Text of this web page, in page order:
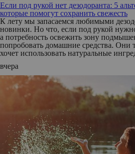
Если под рукой нет дезодоранта: 5
которые помогут сохранить свежесть
К лету мы запасаемся любимыми
новинки. Но что, если под рукой
а потребность освежить зону
попробовать домашние средства. Они
хочет использовать натуральные
вчера